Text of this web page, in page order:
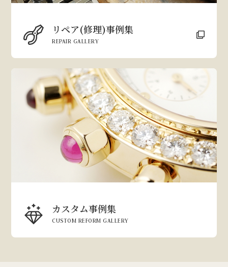
リペア(修理)事例集
REPAIR GALLERY
カスタム事例集
CUSTOM REFORM GALLERY